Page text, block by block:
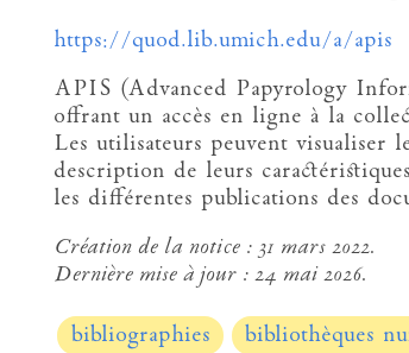
https://quod.lib.umich.edu/a/apis
APIS (Advanced Papyrology
offrant un accès en ligne à la
Les utilisateurs peuvent visualiser
description de leurs
les différentes publications des
Création de la notice : 31 mars 2022.
Dernière mise à jour : 24 mai 2026.
bibliographies bibliothèques